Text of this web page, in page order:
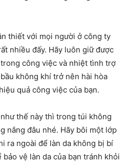
thiết với mọi người ở công ty
nhiều đấy. Hãy luôn giữ được
công việc và nhiệt tình trợ
không khí trở nên hài hòa
quả công việc của bạn.
thế này thì trong túi không
nắng đâu nhé. Hãy bôi một lớp
ra ngoài để làn da không bị bí
vệ làn da của bạn tránh khỏi